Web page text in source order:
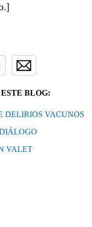
BLOG:
DELIRIOS VACUNOS
VALET